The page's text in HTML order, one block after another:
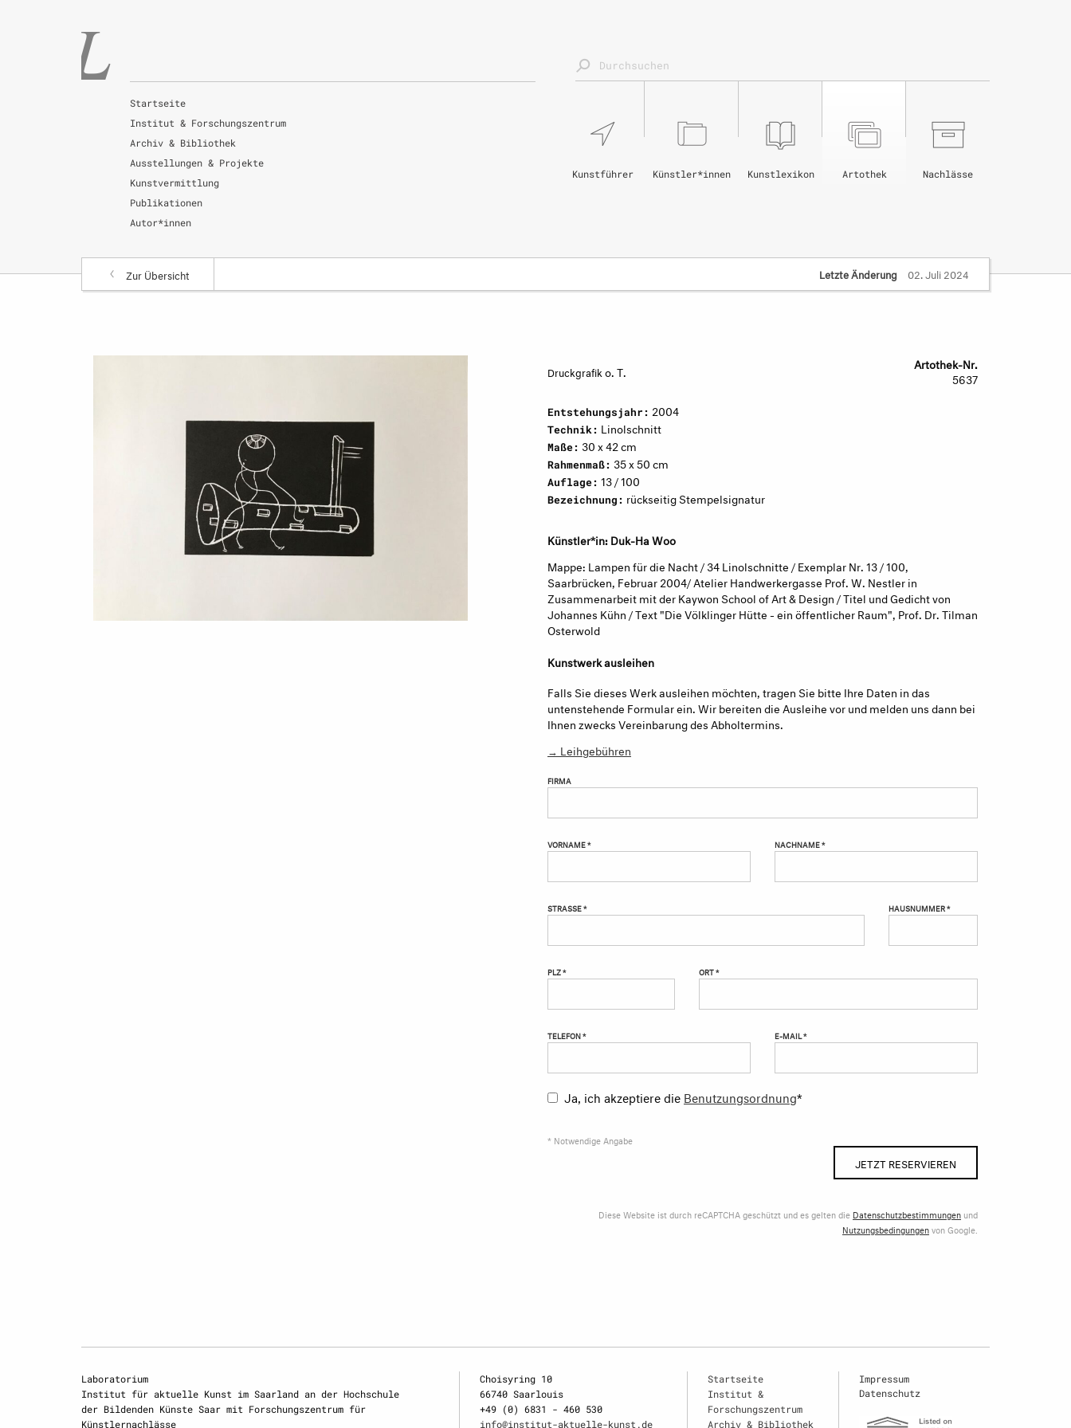
Startseite
Institut & Forschungszentrum
Archiv & Bibliothek
Ausstellungen & Projekte
Kunstvermittlung
Publikationen
Autor*innen
Nachlässe
Artothek
Kunstlexikon
Künstler*innen
Kunstführer
Zur Übersicht Letzte Änderung 02. Juli 2024
Druckgrafik o. T.
Artothek-Nr.
5637
Entstehungsjahr: 2004
Technik: Linolschnitt
Maße: 30 x 42 cm
Rahmenmaß: 35 x 50 cm
Auflage: 13 / 100
Bezeichnung: rückseitig Stempelsignatur
Künstler*in: Duk-Ha Woo
Mappe: Lampen für die Nacht / 34 Linolschnitte / Exemplar Nr. 13 / 100,
Saarbrücken, Februar 2004/ Atelier Handwerkergasse Prof. W. Nestler in
Zusammenarbeit mit der Kaywon School of Art & Design / Titel und Gedicht von
Johannes Kühn / Text "Die Völklinger Hütte - ein öffentlicher Raum", Prof. Dr. Tilman
Osterwold
Kunstwerk ausleihen
Falls Sie dieses Werk ausleihen möchten, tragen Sie bitte Ihre Daten in das
untenstehende Formular ein. Wir bereiten die Ausleihe vor und melden uns dann bei
Ihnen zwecks Vereinbarung des Abholtermins.
→ Leihgebühren
FIRMA
VORNAME * NACHNAME *
STRASSE * HAUSNUMMER *
PLZ * ORT *
TELEFON * E-MAIL *
Ja, ich akzeptiere die Benutzungsordnung*
* Notwendige Angabe
JETZT RESERVIEREN
Diese Website ist durch reCAPTCHA geschützt und es gelten die Datenschutzbestimmungen und
Nutzungsbedingungenvon Google.
Laboratorium
Institut für aktuelle Kunst im Saarland an der Hochschule
der Bildenden Künste Saar mit Forschungszentrum für
Künstlernachlässe
Choisyring 10
66740 Saarlouis
+49 (0) 6831 - 460 530
info@institut-aktuelle-kunst.de
Startseite
Institut &
Forschungszentrum
Archiv & Bibliothek
Impressum
Datenschutz